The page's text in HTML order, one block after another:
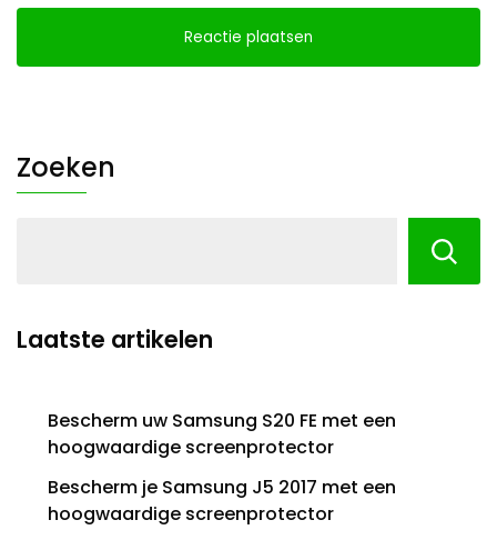
Zoeken
Laatste artikelen
Bescherm uw Samsung S20 FE met een
hoogwaardige screenprotector
Bescherm je Samsung J5 2017 met een
hoogwaardige screenprotector